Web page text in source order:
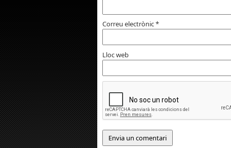
Correu electrònic*
Lloc web